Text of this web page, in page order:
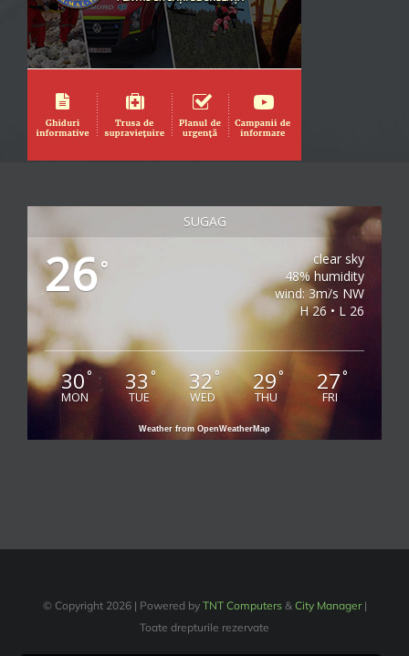
SUGAG
26°
clear sky
48% humidity
wind: 3m/s NW
H 26 • L 26
30°
MON
33°
TUE
32°
WED
29°
THU
27°
FRI
Weather from OpenWeatherMap
© Copyright 2026 | Powered by TNT Computers& City Manager|
Toate drepturile rezervate